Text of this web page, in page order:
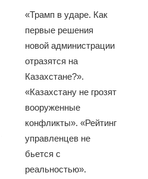
«Трамп в ударе. Как
первые решения
новой администрации
отразятся на
Казахстане?».
«Казахстану не грозят
вооруженные
конфликты». «Рейтинг
управленцев не
бьется с
реальностью».